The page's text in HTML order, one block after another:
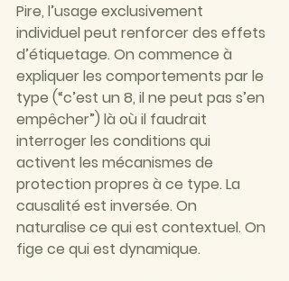
Pire, l’usage exclusivement
individuel peut renforcer des effets
d’étiquetage. On commence à
expliquer les comportements par le
type (“c’est un 8, il ne peut pas s’en
empêcher”) là où il faudrait
interroger les conditions qui
activent les mécanismes de
protection propres à ce type. La
causalité est inversée. On
naturalise ce qui est contextuel. On
fige ce qui est dynamique.